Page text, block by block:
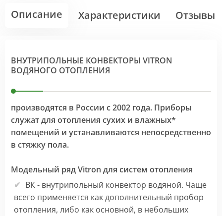
Описание Характеристики Отзывы
ВНУТРИПОЛЬНЫЕ КОНВЕКТОРЫ VITRON
ВОДЯНОГО ОТОПЛЕНИЯ
производятся в России с 2002 года. Приборы
служат для отопления сухих и влажных*
помещений и устанавливаются непосредственно
в стяжку пола.
Модельный ряд Vitron для систем отопления
ВК - внутрипольный конвектор водяной. Чаще
всего применяется как дополнительный пробор
отопления, либо как основной, в небольших